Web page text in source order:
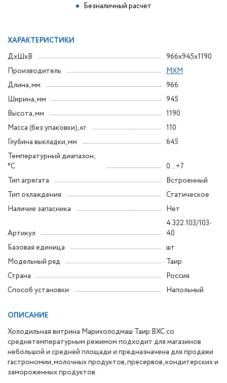
Безналичный расчет
ХАРАКТЕРИСТИКИ
ДxШxВ
966x945x1190
Производитель
МХМ
Длина, мм
966
Ширина, мм
945
Высота, мм
1190
Масса (без упаковки), кг
110
Глубина выкладки, мм
645
Температурный диапазон,
°C
0...+7
Тип агрегата
Встроенный
Тип охлаждения
Статическое
Наличие запасника
Нет
Артикул
4.322.103/103-
40
Базовая единица
шт
Модельный ряд
Таир
Страна
Россия
Способ установки
Напольный
ОПИСАНИЕ
Холодильная витрина Марихолодмаш Таир ВХС со
среднетемпературным режимом подходит для магазинов
небольшой и средней площади и предназначена для продажи
гастрономии, молочных продуктов, пресервов, кондитерских и
замороженных продуктов.